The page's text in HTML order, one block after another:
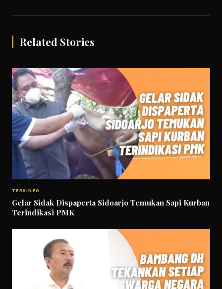
Related Stories
TERAINFO
Gelar Sidak Dispaperta Sidoarjo Temukan Sapi Kurban
Terindikasi PMK